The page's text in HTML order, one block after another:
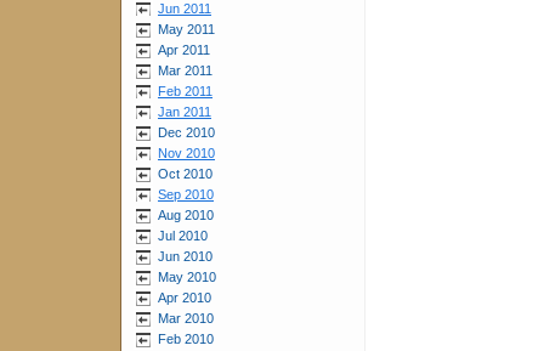
Jun 2011
May 2011
Apr 2011
Mar 2011
Feb 2011
Jan 2011
Dec 2010
Nov 2010
Oct 2010
Sep 2010
Aug 2010
Jul 2010
Jun 2010
May 2010
Apr 2010
Mar 2010
Feb 2010